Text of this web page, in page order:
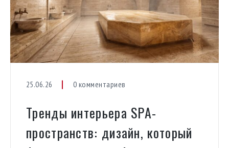
25.06.26 0 комментариев
Тренды интерьера SPA-
пространств: дизайн, который